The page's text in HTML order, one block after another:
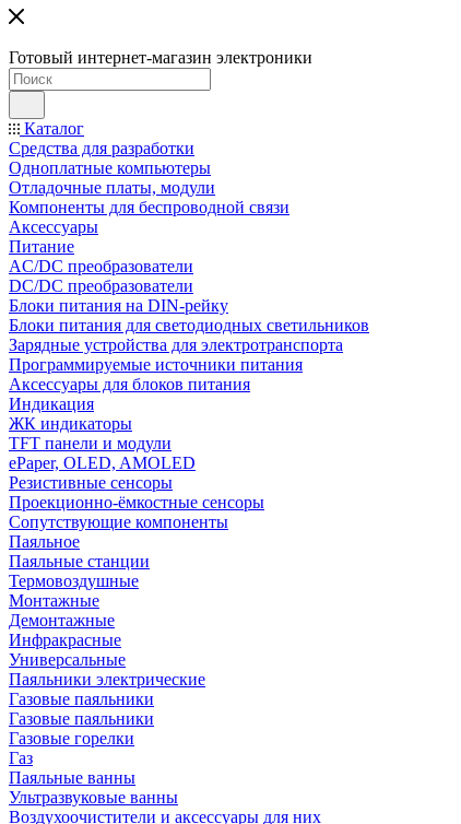
Готовый интернет-магазин электроники
Каталог
Средства для разработки
Одноплатные компьютеры
Отладочные платы, модули
Компоненты для беспроводной связи
Аксессуары
Питание
AC/DC преобразователи
DC/DC преобразователи
Блоки питания на DIN-рейку
Блоки питания для светодиодных светильников
Зарядные устройства для электротранспорта
Программируемые источники питания
Аксессуары для блоков питания
Индикация
ЖК индикаторы
TFT панели и модули
ePaper, OLED, AMOLED
Резистивные сенсоры
Проекционно-ёмкостные сенсоры
Сопутствующие компоненты
Паяльное
Паяльные станции
Термовоздушные
Монтажные
Демонтажные
Инфракрасные
Универсальные
Паяльники электрические
Газовые паяльники
Газовые паяльники
Газовые горелки
Газ
Паяльные ванны
Ультразвуковые ванны
Воздухоочистители и аксессуары для них